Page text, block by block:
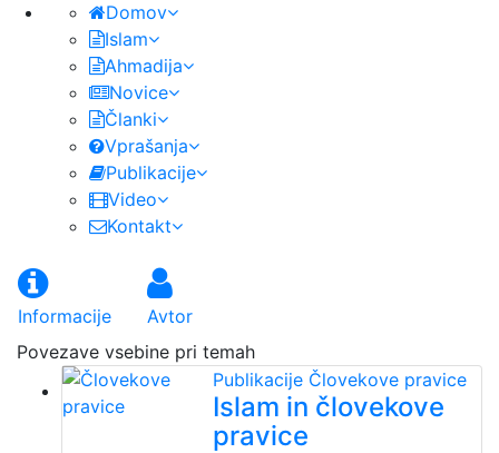
Domov
Islam
Ahmadija
Novice
Članki
Vprašanja
Publikacije
Video
Kontakt
Informacije
Avtor
Povezave vsebine pri temah
Publikacije Človekove pravice
Islam in človekove
pravice